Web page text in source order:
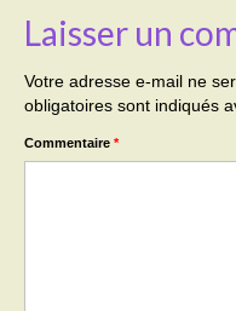
Laisser un
Votre adresse e-mail ne
obligatoires sont indiqués
Commentaire *